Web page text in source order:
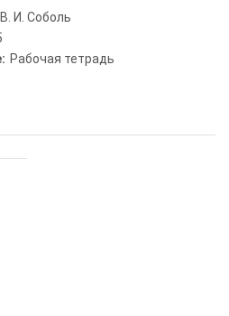
В. И. Соболь
Рабочая тетрадь